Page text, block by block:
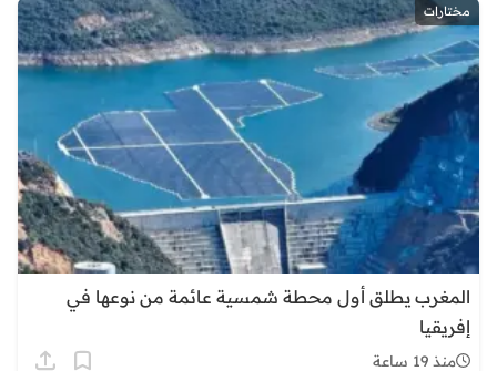
مختارات
المغرب يطلق أول محطة شمسية عائمة من نوعها في
إفريقيا
منذ 19 ساعة